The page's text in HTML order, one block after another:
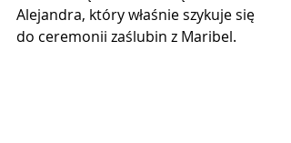
Alejandra, który właśnie szykuje się
do ceremonii zaślubin z Maribel.